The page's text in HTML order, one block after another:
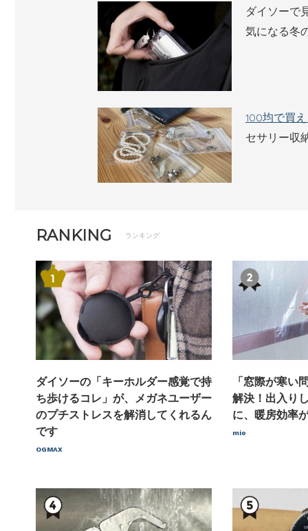
ダイソーで
気になる冬
100均で買
セサリー収
RANKING ランキング
ダイソーの「キーホルダー感覚で持
ち歩けるコレ」が、メガネユーザー
のプチストレスを解消してくれるん
です
OGMAX
「窓際が寒い
解決！出入り
に、暖房効率
mio